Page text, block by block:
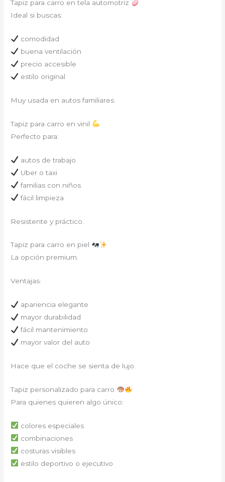
Tapiz para carro en tela automotriz
Ideal si buscas:
comodidad
buena ventilación
precio accesible
estilo original
Muy usada en autos familiares.
Tapiz para carro en vinil
Perfecto para:
autos de trabajo
Uber o taxi
familias con niños
fácil limpieza
Resistente y práctico.
Tapiz para carro en piel
La opción premium.
Ventajas:
apariencia elegante
mayor durabilidad
fácil mantenimiento
mayor valor del auto
Hace que el coche se sienta de lujo.
Tapiz personalizado para carro
Para quienes quieren algo único:
colores especiales
combinaciones
costuras visibles
estilo deportivo o ejecutivo